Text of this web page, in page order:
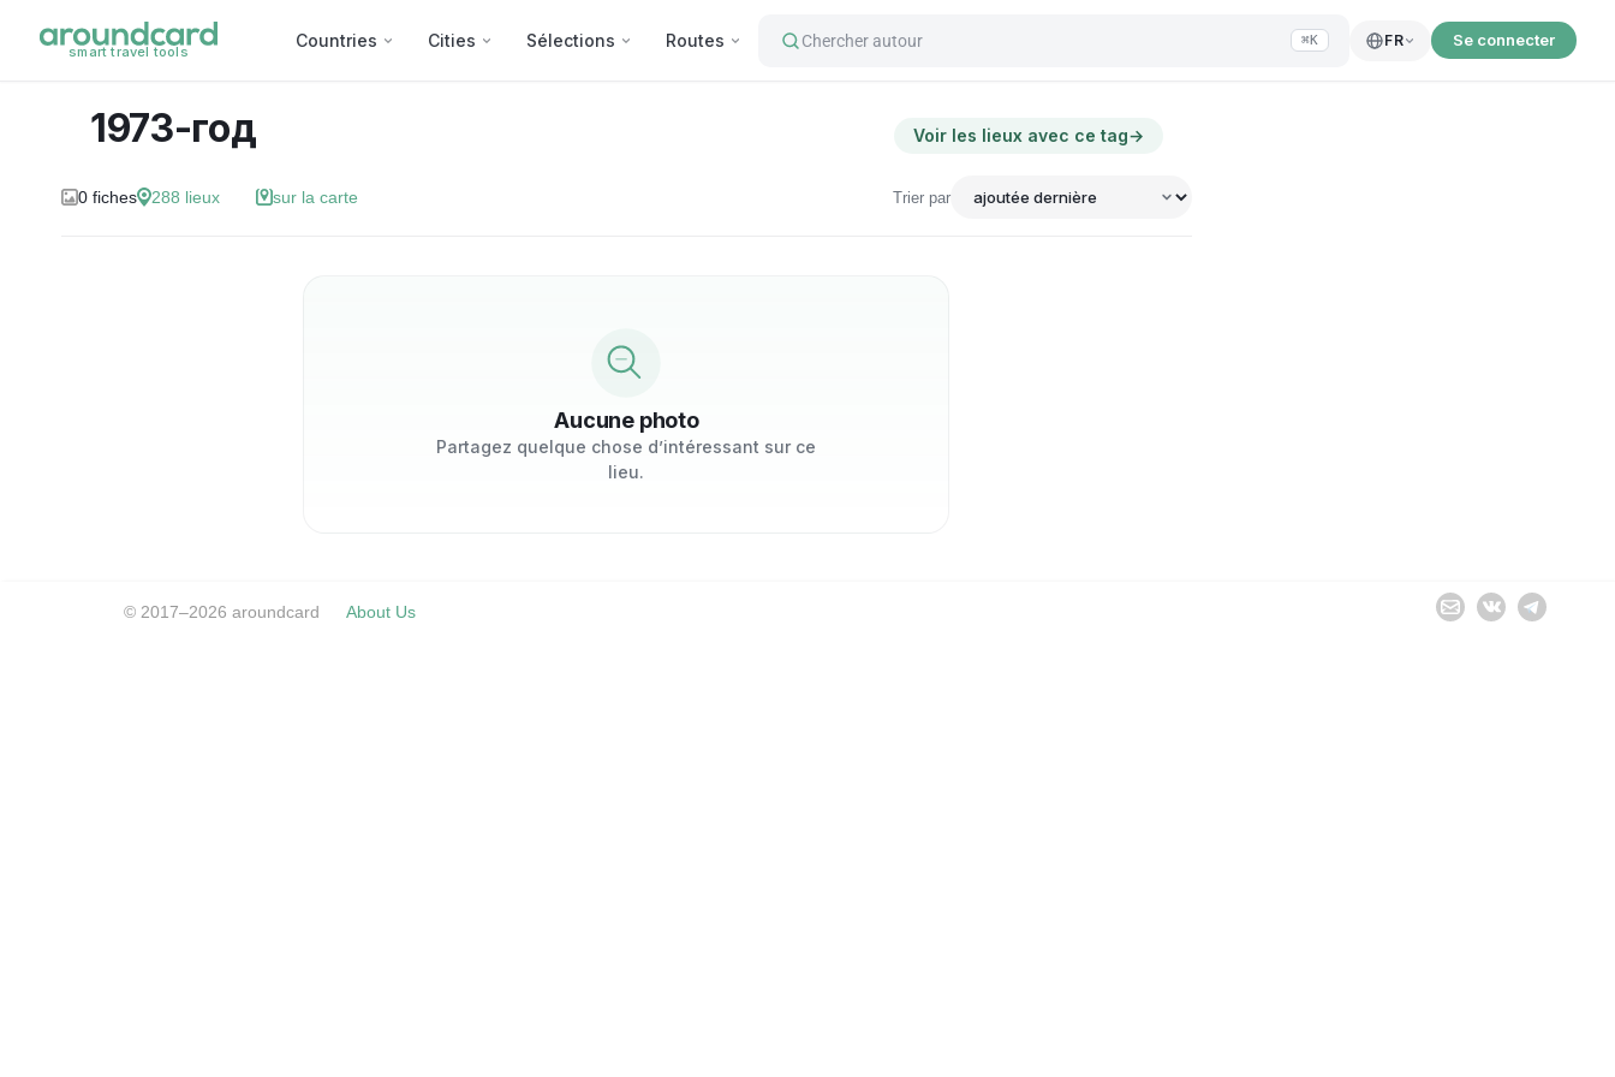
smart travel tools
Countries Cities Sélections Routes Chercher autour ⌘K FR Se connecter
1973-год Voir les lieux avec ce tag→
0 fiches 288 lieux sur la carte Trier par
Aucune photo
Partagez quelque chose d’intéressant sur ce
lieu.
© 2017–2026 aroundcard About Us